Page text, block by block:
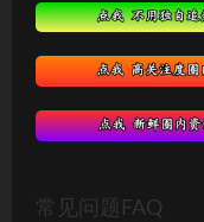
常见问题FAQ